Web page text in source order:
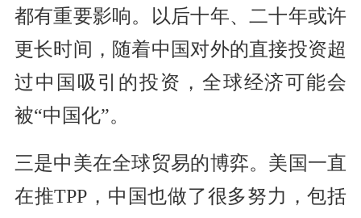
都有重要影响。以后十年、二十年或许
更长时间，随着中国对外的直接投资超
过中国吸引的投资，全球经济可能会
被“中国化”。
三是中美在全球贸易的博弈。美国一直
在推TPP，中国也做了很多努力，包括